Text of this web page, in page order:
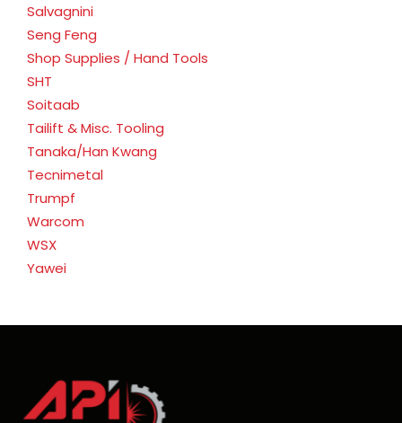
Salvagnini
Seng Feng
Shop Supplies / Hand Tools
SHT
Soitaab
Tailift & Misc. Tooling
Tanaka/Han Kwang
Tecnimetal
Trumpf
Warcom
WSX
Yawei